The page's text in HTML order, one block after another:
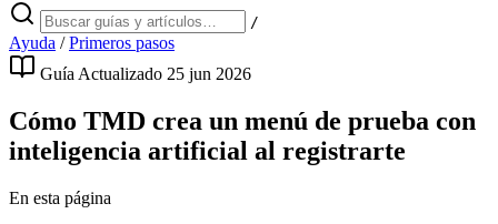
/
Ayuda / Primeros pasos
Guía Actualizado 25 jun 2026
Cómo TMD crea un menú de prueba con
inteligencia artificial al registrarte
En esta página